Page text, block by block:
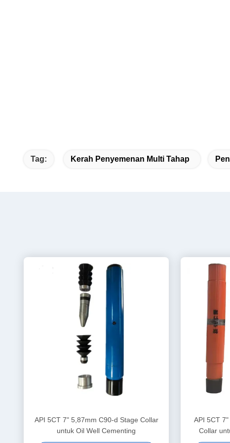
Tag: Kerah Penyemenan Multi Tahap
API 5CT 7" 5,87mm C90-d Stage Collar
untuk Oil Well Cementing
API 5CT
Collar